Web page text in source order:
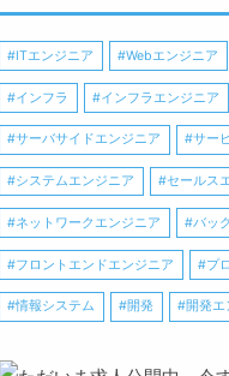
ITエンジニア Webエンジニア
インフラ インフラエンジニア
サーバサイドエンジニア サー
システムエンジニア セールス
ネットワークエンジニア バッ
フロントエンドエンジニア プ
情報システム 開発 開発エ